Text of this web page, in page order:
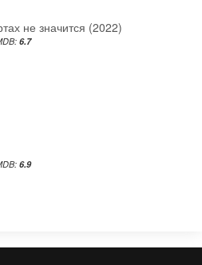
не значится (2022)
6.7
6.9